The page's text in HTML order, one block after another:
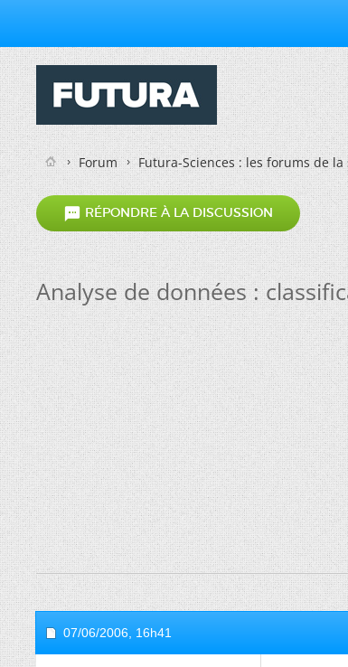
Forum Futura-Sciences : les forums de la
 RÉPONDRE À LA DISCUSSION
Analyse de données :
07/06/2006, 16h41